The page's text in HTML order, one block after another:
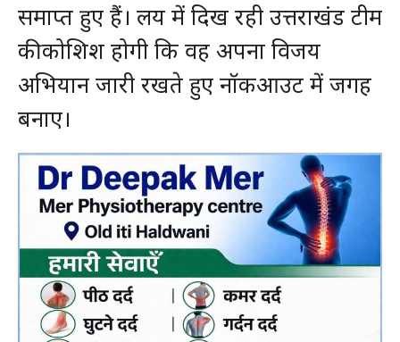
समाप्त हुए हैं। लय में दिख रही उत्तराखंड टीम
की कोशिश होगी कि वह अपना विजय
अभियान जारी रखते हुए नॉकआउट में जगह
बनाए।